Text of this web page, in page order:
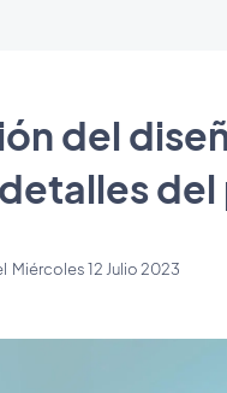
del
Miércoles 12 Julio 2023